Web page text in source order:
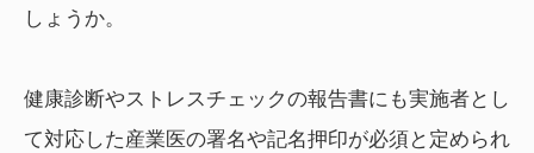
しょうか。
健康診断やストレスチェックの報告書にも実施者とし
て対応した産業医の署名や記名押印が必須と定められ